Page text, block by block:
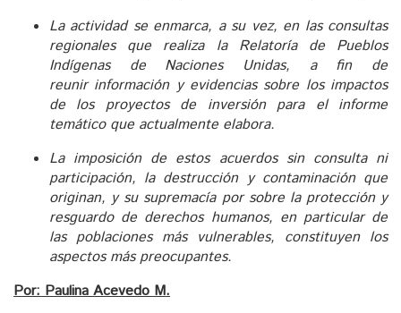
La actividad se enmarca, a su vez, en las consultas
regionales que realiza la Relatoría de Pueblos
Indígenas de Naciones Unidas, a fin de
reunir información y evidencias sobre los impactos
de los proyectos de inversión para el informe
temático que actualmente elabora.
La imposición de estos acuerdos sin consulta ni
participación, la destrucción y contaminación que
originan, y su supremacía por sobre la protección y
resguardo de derechos humanos, en particular de
las poblaciones más vulnerables, constituyen los
aspectos más preocupantes.
Por: Paulina Acevedo M.